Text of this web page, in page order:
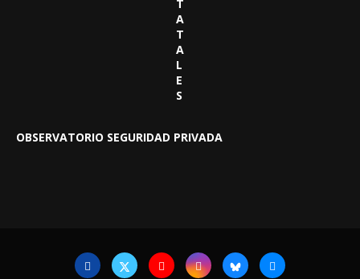
T
A
T
A
L
E
S
OBSERVATORIO SEGURIDAD PRIVADA